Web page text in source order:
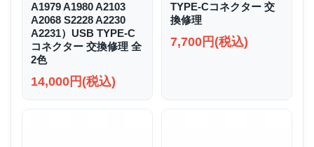
A1979 A1980 A2103
A2068 S2228 A2230
A2231）USB TYPE-C
コネクター 交換修理 全
2色
14,000円(税込)
TYPE-Cコネクター 交
換修理
7,700円(税込)